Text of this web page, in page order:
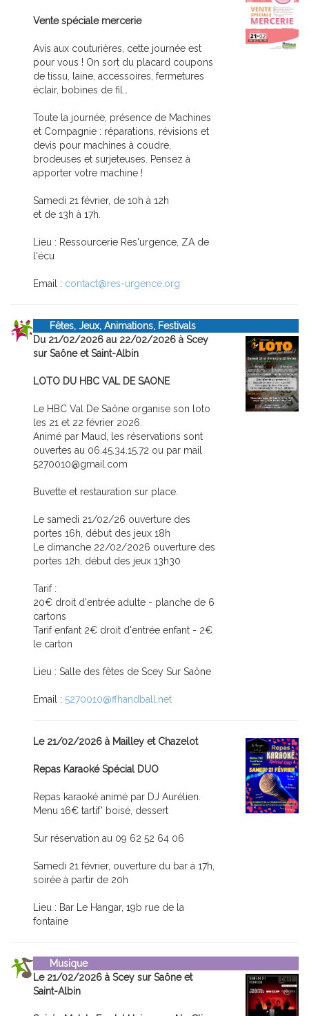
Vente spéciale mercerie
Avis aux couturières, cette journée est
pour vous ! On sort du placard coupons
de tissu, laine, accessoires, fermetures
éclair, bobines de fil…
Toute la journée, présence de Machines
et Compagnie : réparations, révisions et
devis pour machines à coudre,
brodeuses et surjeteuses. Pensez à
apporter votre machine !
Samedi 21 février, de 10h à 12h
et de 13h à 17h.
Lieu : Ressourcerie Res'urgence, ZA de
l'écu
Email : contact@res-urgence.org
Fêtes, Jeux, Animations, Festivals
Du 21/02/2026 au 22/02/2026 à Scey
sur Saône et Saint-Albin
LOTO DU HBC VAL DE SAONE
Le HBC Val De Saône organise son loto
les 21 et 22 février 2026.
Animé par Maud, les réservations sont
ouvertes au 06.45.34.15.72 ou par mail
5270010@gmail.com
Buvette et restauration sur place.
Le samedi 21/02/26 ouverture des
portes 16h, début des jeux 18h
Le dimanche 22/02/2026 ouverture des
portes 12h, début des jeux 13h30
Tarif :
20€ droit d'entrée adulte - planche de 6
cartons
Tarif enfant 2€ droit d'entrée enfant - 2€
le carton
Lieu : Salle des fêtes de Scey Sur Saône
Email : 5270010@ffhandball.net
Le 21/02/2026 à Mailley et Chazelot
Repas Karaoké Spécial DUO
Repas karaoké animé par DJ Aurélien.
Menu 16€ tartif' boisé, dessert
Sur réservation au 09 62 52 64 06
Samedi 21 février, ouverture du bar à 17h,
soirée à partir de 20h
Lieu : Bar Le Hangar, 19b rue de la
fontaine
Musique
Le 21/02/2026 à Scey sur Saône et
Saint-Albin